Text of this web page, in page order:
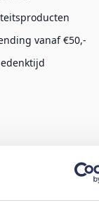
vanaf €50,-